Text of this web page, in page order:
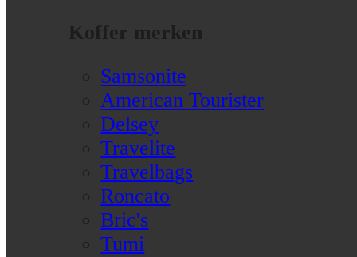
Koffer merken
Samsonite
American Tourister
Delsey
Travelite
Travelbags
Roncato
Bric's
Tumi